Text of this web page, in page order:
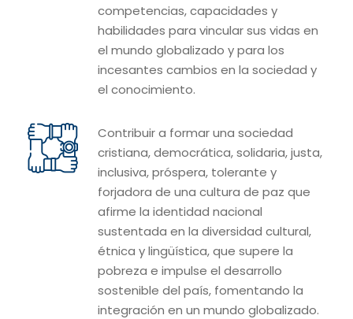
competencias, capacidades y
habilidades para vincular sus vidas en
el mundo globalizado y para los
incesantes cambios en la sociedad y
el conocimiento.
Contribuir a formar una sociedad
cristiana, democrática, solidaria, justa,
inclusiva, próspera, tolerante y
forjadora de una cultura de paz que
afirme la identidad nacional
sustentada en la diversidad cultural,
étnica y lingüística, que supere la
pobreza e impulse el desarrollo
sostenible del país, fomentando la
integración en un mundo globalizado.